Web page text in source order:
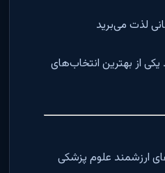
لذت می‌برید
یکی از بهترین انتخاب‌های
ارزشمند علوم پزشکی